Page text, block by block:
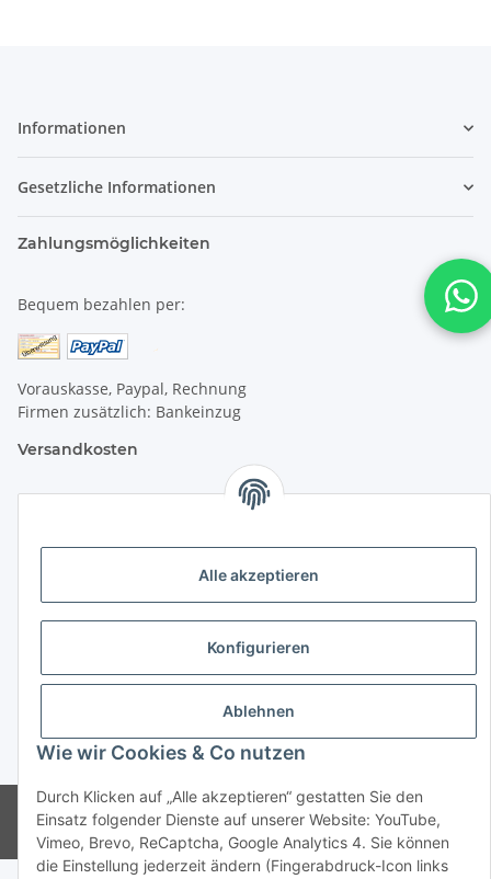
Alle akzeptieren
Konfigurieren
Ablehnen
Wie wir Cookies & Co nutzen
Durch Klicken auf „Alle akzeptieren“ gestatten Sie den
Einsatz folgender Dienste auf unserer Website: YouTube,
Vimeo, Brevo, ReCaptcha, Google Analytics 4. Sie können
die Einstellung jederzeit ändern (Fingerabdruck-Icon links
Informationen
Gesetzliche Informationen
Zahlungsmöglichkeiten
Bequem bezahlen per:
Vorauskasse, Paypal, Rechnung
Firmen zusätzlich: Bankeinzug
Versandkosten
Versandkosten für Deutschland:
Privatkunden:
versandkostenfrei ab 25 € (darunter 6 €)
Firmenkunden:
versandkostenfrei ab 50 € (darunter 7 €)
Wir liefern per DHL Paket (auch an Packstationen)
Versand ins Ausland siehe
* Alle Preise inkl. gesetzlicher USt., zzgl.Versand
© CMD Naturkosmetik
Powered byJTL-Shop